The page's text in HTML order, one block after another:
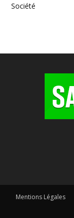
Société
Mentions Légales